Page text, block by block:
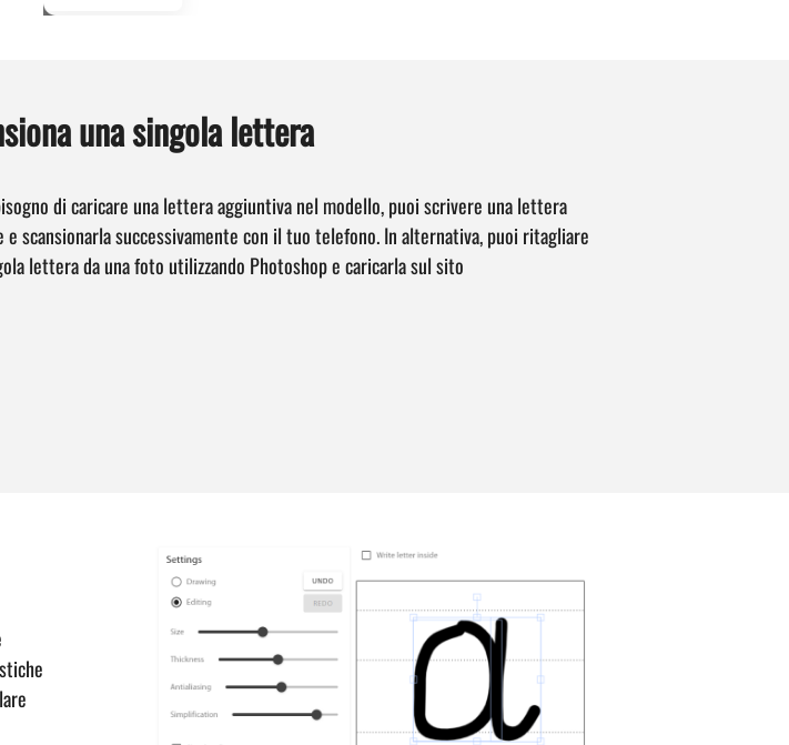
una singola lettera
di caricare una lettera aggiuntiva nel modello, puoi scrivere una lettera
e scansionarla successivamente con il tuo telefono. In alternativa, puoi ritagliare
lettera da una foto utilizzando Photoshop e caricarla sul sito